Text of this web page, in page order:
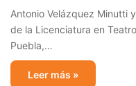
Antonio Velázquez Minutti
de la Licenciatura en
Puebla,…
Leer más »